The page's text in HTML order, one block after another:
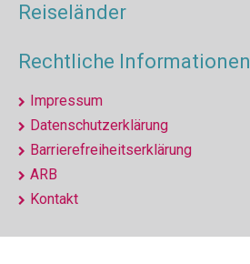
Reiseländer
Rechtliche Informationen
Impressum
Datenschutzerklärung
Barrierefreiheitserklärung
ARB
Kontakt